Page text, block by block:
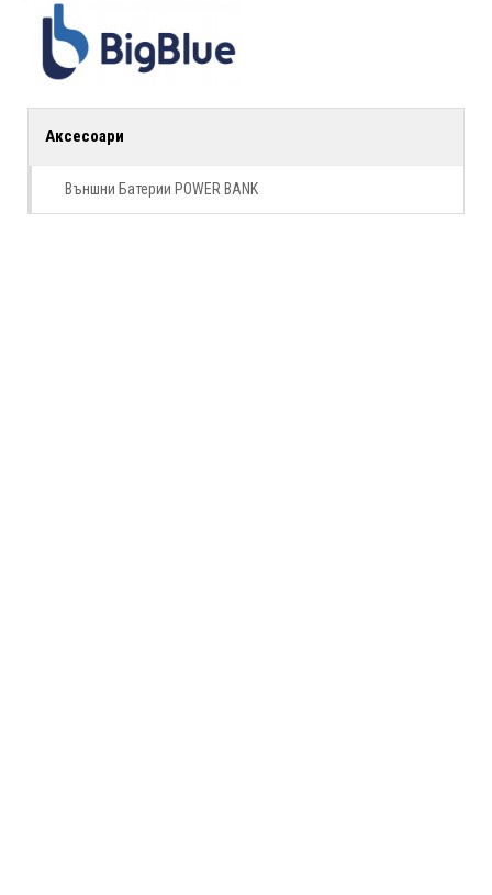
Аксесоари
Външни Батерии POWER BANK